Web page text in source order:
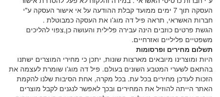
העסקה תוך 7 ימים ממועד קבלת ההודעה על אי אישור העסקה ע"י
חברות האשראי, תראה פיל דה מוג'ו את העסקה כמבוטלת .
הגשת פרטים כוזבים הינה עבירה פלילית והעושה כן,צפוי להליכים
משפטיים פליליים ואזרחיים.
תשלום מחירים ופרסומות
היות ומוצרינו מיובאים מארצות שונות, יתכן כי מחירי המוצרים ישתנו
בהתאם לשערי המטבע השונים בעולם. פיל דה מוג'ו שומרת לעצמה את
הזכות לעדכן מחירים בכל עת. בכל מקרה, אחת הסיבות שלנו להקמת
האתר הייתה להוזיל את המחירים ובכך לאפשר לנגנים לקבל מוצרים